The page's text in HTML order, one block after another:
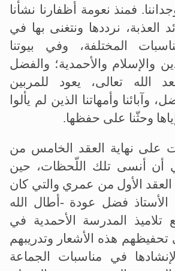
فمنذ نعومة أظفارنا نشأنا
العذبة، نرددها ونتغنى بها في
المختلفة، وفي بيوتنا
والإسلام والأحمدية؛ والفضل
تعالى، يعود للمربين
وآبائنا وأمهاتنا الذين لم يألوا
وحثّنا على حفظها.
على نهاية العقد الخامس من
أن أنسى تلك اللّحظات، حين
الأول من عمري والتي كان
الأستاذ فضل عودة -أطال الله
المدرسة الأحمدية في
تحفيظهم هذه الأشعار وتدريبهم
في مناسبات الجماعة